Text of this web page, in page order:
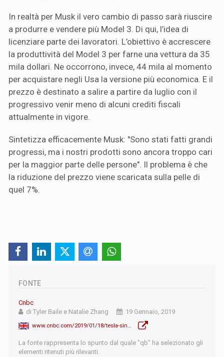
In realtà per Musk il vero cambio di passo sarà riuscire
a produrre e vendere più Model 3. Di qui, l’idea di
licenziare parte dei lavoratori. L’obiettivo è accrescere
la produttività del Model 3 per farne una vettura da 35
mila dollari. Ne occorrono, invece, 44 mila al momento
per acquistare negli Usa la versione più economica. E il
prezzo è destinato a salire a partire da luglio con il
progressivo venir meno di alcuni crediti fiscali
attualmente in vigore.
Sintetizza efficacemente Musk: "Sono stati fatti grandi
progressi, ma i nostri prodotti sono ancora troppo cari
per la maggior parte delle persone". Il problema è che
la riduzione del prezzo viene scaricata sulla pelle di
quel 7%.
FONTE
Cnbc
di Tyler Baile e Natalie Zhang
19 Gennaio, 2019
www.cnbc.com/2019/01/18/tesla-sinks--cutting-its-7percent-workforce-five-experts-weigh-in-what-next-.html
La fonte rappresenta lo spunto dal quale "qb" ha selezionato gli
elementi ritenuti più rilevanti.